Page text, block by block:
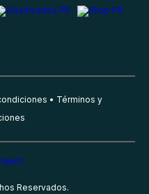
Términos y
Reservados.